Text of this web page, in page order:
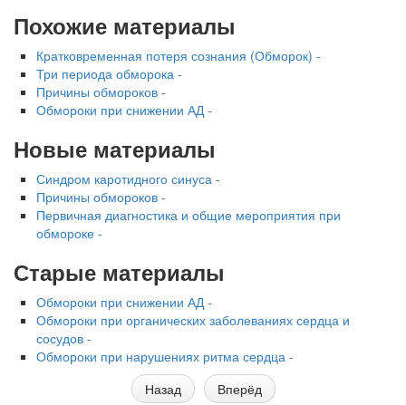
Похожие материалы
Кратковременная потеря сознания (Обморок) -
Три периода обморока -
Причины обмороков -
Обмороки при снижении АД -
Новые материалы
Синдром каротидного синуса -
Причины обмороков -
Первичная диагностика и общие мероприятия при
обмороке -
Старые материалы
Обмороки при снижении АД -
Обмороки при органических заболеваниях сердца и
сосудов -
Обмороки при нарушениях ритма сердца -
Назад
Вперёд